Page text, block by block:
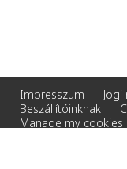
Impresszum
Beszállítóinknak
Manage my cookies